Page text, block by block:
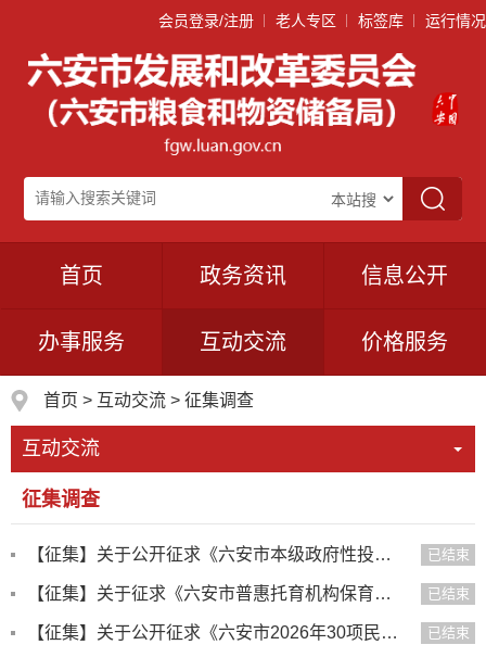
会员登录/注册 老人专区 标签库 运行情况
首页 政务资讯 信息公开
办事服务 互动交流 价格服务
首页 > 互动交流 > 征集调查
互动交流
征集调查
【征集】关于公开征求《六安市本级政府性投资计划项目管理导则（2026年修订版）（征求意见稿）》意见建议的公告 已结束
【征集】关于征求《六安市普惠托育机构保育费收费标准（征求意见稿)》意见的公告 已结束
【征集】关于公开征求《六安市2026年30项民生实事责任清单（征求意见稿）》意见建议的公告 已结束